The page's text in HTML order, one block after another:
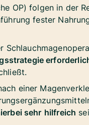
OP) folgen in der
fester
einer
sehr hilfreich